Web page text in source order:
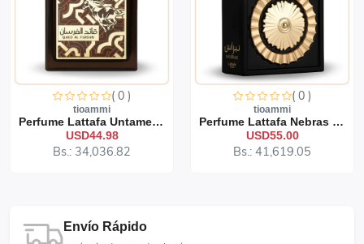
( 0 )
tioammi
Perfume Lattafa Untamed 1...
USD44.98
Bs.: 34,036.82
( 0 )
tioammi
Perfume Lattafa Nebras 10...
USD55.00
Bs.: 41,619.05
Envío Rápido